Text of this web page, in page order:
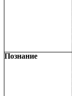
Познание